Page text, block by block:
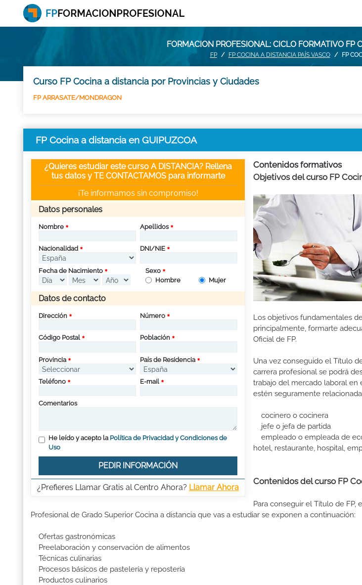
FORMACION PROFESIONAL: CICLO FORMATIVO FP
FP FP COCINA A DISTANCIA PAÍS VASCO FP
Curso FP Cocina a distancia por Provincias y Ciudades
FP ARRASATE/MONDRAGON
FP Cocina a distancia en GUIPUZCOA
¿Quieres estudiar este curso A DISTANCIA? Rellena
tus datos y TE CONTACTAMOS para informarte
¡Te informamos sin compromiso!
Datos personales
Nombre Apellidos
Nacionalidad DNI/NIE
Fecha de Nacimiento
Sexo
Hombre
Mujer
Datos de contacto
Dirección Número
Código Postal Población
Provincia País de Residencia
Teléfono E-mail
Comentarios
He leído y acepto la Política de Privacidad y Condiciones de
Uso
PEDIR INFORMACIÓN
¿Prefieres Llamar Gratis al Centro Ahora? Llamar Ahora
Contenidos formativos
Objetivos del curso FP
Los objetivos fundamentales
principalmente, formarte
Oficial de FP.
Una vez conseguido el Título
carrera profesional se podrá
trabajo del mercado laboral en
estén seguramente
cocinero o cocinera
jefe o jefa de partida
empleado o empleada de
hotel, restaurante, hospital,
Contenidos del curso FP
Para conseguir el Título de
Profesional de Grado Superior Cocina a distancia que vas a estudiar se exponen a continuación:
Ofertas gastronómicas
Preelaboración y conservación de alimentos
Técnicas culinarias
Procesos básicos de pastelería y repostería
Productos culinarios